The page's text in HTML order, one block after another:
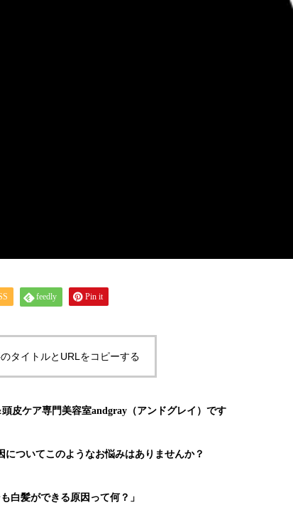
feedly Pin it
タイトルとURLをコピーする
皮ケア専門美容室andgray（アンドグレイ）です
についてこのようなお悩みはありませんか？
も白髪ができる原因って何？」